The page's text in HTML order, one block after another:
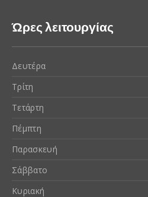
Ώρες λειτουργίας
Δευτέρα
Τρίτη
Τετάρτη
Πέμπτη
Παρασκευή
Σάββατο
Κυριακή